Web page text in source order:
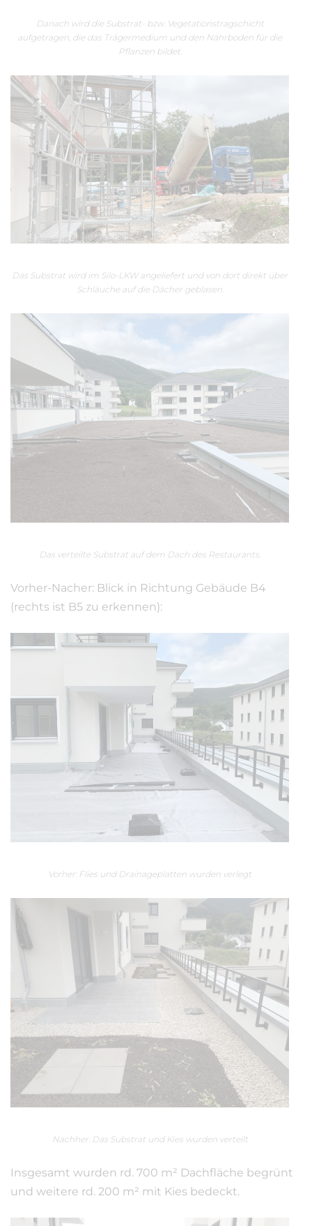
Danach wird die Substrat- bzw. Vegetationstragschicht
aufgetragen, die das Trägermedium und den Nährboden für die
Pflanzen bildet.
Das Substrat wird im Silo-LKW angeliefert und von dort direkt über
Schläuche auf die Dächer geblasen.
Das verteilte Substrat auf dem Dach des Restaurants.
Vorher-Nacher: Blick in Richtung Gebäude B4
(rechts ist B5 zu erkennen):
Vorher: Flies und Drainageplatten wurden verlegt
Nachher: Das Substrat und Kies wurden verteilt
Insgesamt wurden rd. 700 m² Dachfläche begrünt
und weitere rd. 200 m² mit Kies bedeckt.